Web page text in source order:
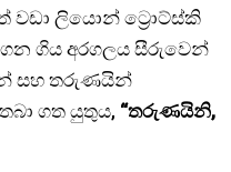
ලියොන් ට්‍රොට්ස්කි
ගිය අරගලය සීරුවෙන්
සහ තරුණයින්
ගත යුතුය, “තරුණයිනි,